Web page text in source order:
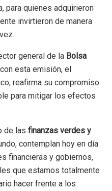
para quienes adquirieron
invirtieron de manera
general de la Bolsa
esta emisión, el
reafirma su compromiso
para mitigar los efectos
de las finanzas verdes y
contemplan hoy en día
financieras y gobiernos,
que estamos totalmente
hacer frente a los